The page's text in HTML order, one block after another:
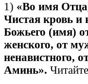
1) «Во имя
Чистая кровь и
Божьего (имя)
женского, от
ненавистного,
Аминь».